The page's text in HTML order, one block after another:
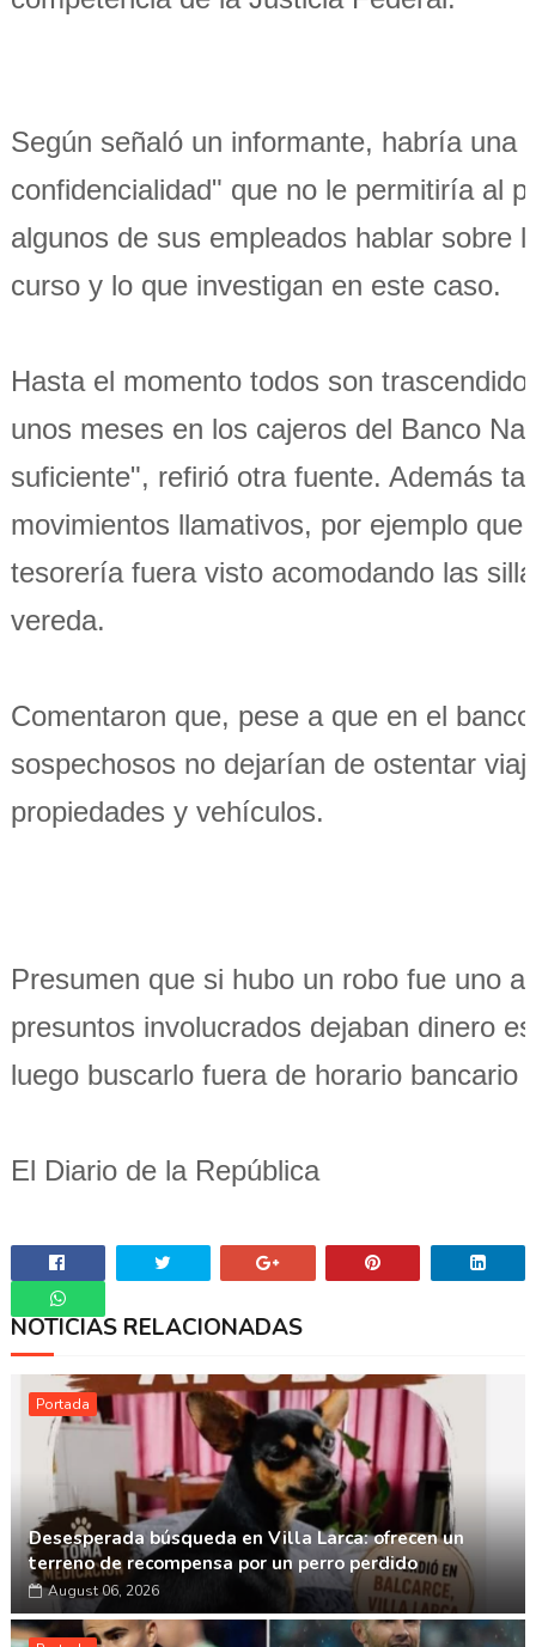
Según señaló un informante, habría una
confidencialidad" que no le permitiría al
algunos de sus empleados hablar sobre
curso y lo que investigan en este caso.
Hasta el momento todos son
unos meses en los cajeros del Banco
suficiente", refirió otra fuente. Además
movimientos llamativos, por ejemplo
tesorería fuera visto acomodando las
vereda.
Comentaron que, pese a que en el
sospechosos no dejarían de ostentar
propiedades y vehículos.
Presumen que si hubo un robo fue uno
presuntos involucrados dejaban dinero
luego buscarlo fuera de horario bancario
El Diario de la República
Whatsapp
NOTICIAS RELACIONADAS
Portada
Desesperada búsqueda en Villa Larca: ofrecen un
terreno de recompensa por un perro perdido
August 06, 2026